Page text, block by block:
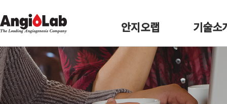
안지오랩 기술소